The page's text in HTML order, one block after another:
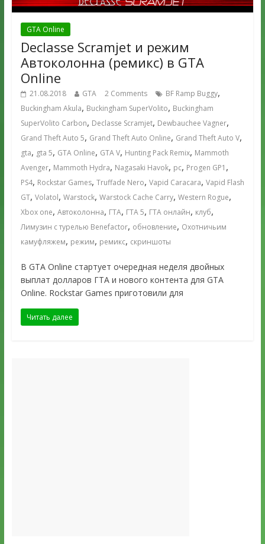
GTA Online
Declasse Scramjet и режим
Автоколонна (ремикс) в GTA
Online
21.08.2018 GTA 2 Comments BF Ramp Buggy,
Buckingham Akula, Buckingham SuperVolito, Buckingham
SuperVolito Carbon, Declasse Scramjet, Dewbauchee Vagner,
Grand Theft Auto 5, Grand Theft Auto Online, Grand Theft Auto V,
gta, gta 5, GTA Online, GTA V, Hunting Pack Remix, Mammoth
Avenger, Mammoth Hydra, Nagasaki Havok, pc, Progen GP1 ,
PS4, Rockstar Games, Truffade Nero, Vapid Caracara, Vapid Flash
GT, Volatol, Warstock, Warstock Cache Carry, Western Rogue,
Xbox one, Автоколонна, ГТА, ГТА 5, ГТА онлайн, клуб,
Лимузин с турелью Benefactor, обновление, Охотничьим
камуфляжем, режим, ремикс, скриншоты
В GTA Online стартует очередная неделя двойных
выплат долларов ГТА и нового контента для GTA
Online. Rockstar Games приготовили для
Читать далее